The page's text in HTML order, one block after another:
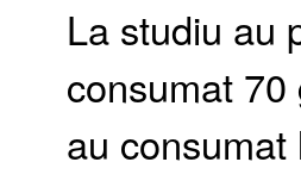
La studiu au
consumat
au